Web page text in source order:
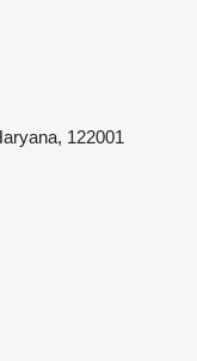
122001